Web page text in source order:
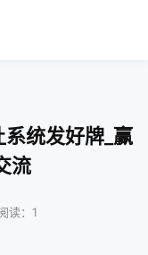
统发好牌_赢
流
读：1